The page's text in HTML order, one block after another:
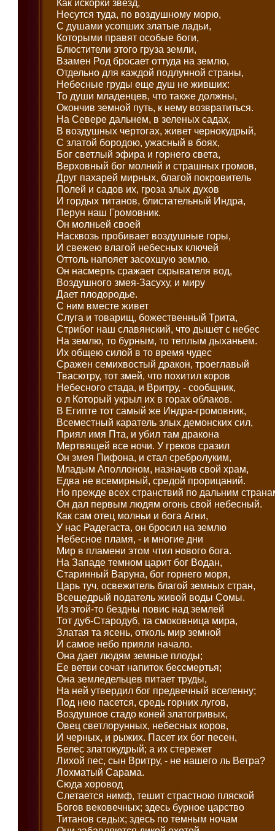
Как искорки звезд,
Несутся туда, по воздушному морю,
С душами усопших златые ладьи,
Которыми правят особые боги,
Блюстители этого груза земли,
Взамен Род бросает оттуда на землю,
Отдельно для каждой подлунной страны,
Небесные груды еще душ не живших:
То души младенцев, что также должны,
Окончив земной путь, к нему возвратиться.
На Севере дальнем, в зеленых садах,
В воздушных чертогах, живет чернокудрый,
С златой бородою, ужасный в боях,
Бог светлый эфира и горнего света,
Верховный бог молний и страшных громов,
Друг пахарей мирных, благой покровитель
Полей и садов их, гроза злых духов
И гордых титанов, блистательный Индра,
Перун наш Громовник.
Он молньей своей
Насквозь пробивает воздушные горы,
И свежею влагой небесных ключей
Оттоль напояет засохшую землю.
Он насмерть сражает скрывателя вод,
Воздушного змея-Засуху, и миру
Дает плодородье.
С ним вместе живет
Слуга и товарищ, божественный Трита,
Стрибог наш славянский, что дышет с небес
На землю, то бурным, то теплым дыханьем.
Их общею силой в то время чудес
Сражен семихвостый дракон, троеглавый
Твасютру, тот змей, что похитил коров
Небесного стада, и Вритру, - сообщник,
o л Который укрыл их в горах облаков.
В Египте тот самый же Индра-громовник,
Всеместный каратель злых демонских сил,
Приял имя Пта, и убил там дракона
Мертвящей все ночи. У греков сразил
Он змея Пифона, и стал сребролуким,
Младым Аполлоном, назначив свой храм,
Едва не всемирный, средой прорицаний.
Но прежде всех странствий по дальним
Он дал первым людям огонь свой небесный.
Как сам отец молньи и бога Агни,
У нас Радегаста, он бросил на землю
Небесное пламя, - и многие дни
Мир в пламени этом чтил нового бога.
На Западе темном царит бог Водан,
Старинный Варуна, бог горнего моря,
Царь туч, освежитель благой земных стран,
Всещедрый податель живой воды Сомы.
Из этой-то бездны повис над землей
Тот дуб-Стародуб, та смоковница мира,
Златая та ясень, отколь мир земной
И самое небо прияли начало.
Она дает людям земные плоды;
Ее ветви сочат напиток бессмертья;
Она земледельцев питает труды,
На ней утвердил бог предвечный вселенну;
Под нею пасется, средь горних лугов,
Воздушное стадо коней златогривых,
Овец светлорунных, небесных коров,
И черных, и рыжих. Пасет их бог песен,
Белес златокудрый; а их стережет
Лихой пес, сын Вритру, - не нашего ль Ветра?
Лохматый Сарама.
Сюда хоровод
Слетается нимф, тешит страстною пляской
Богов вековечных; здесь бурное царство
Титанов седых; здесь по темным ночам